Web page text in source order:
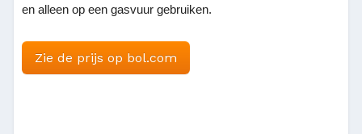
en alleen op een gasvuur gebruiken.
Zie de prijs op bol.com